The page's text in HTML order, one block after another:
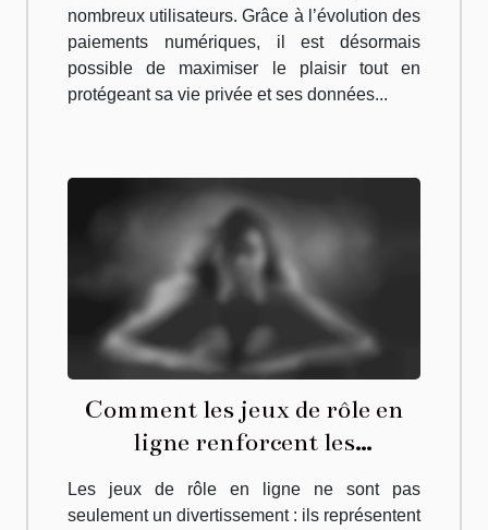
nombreux utilisateurs. Grâce à l’évolution des
paiements numériques, il est désormais
possible de maximiser le plaisir tout en
protégeant sa vie privée et ses données...
Comment les jeux de rôle en
ligne renforcent les
compétences stratégiques ?
Les jeux de rôle en ligne ne sont pas
seulement un divertissement : ils représentent